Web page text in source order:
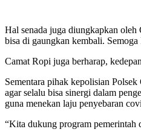
Hal senada juga diungkapkan
bisa di gaungkan kembali.
Camat Ropi juga berharap,
Sementara pihak kepolisian
agar selalu bisa sinergi dalam
guna menekan laju penyebaran
“Kita dukung program pemerintah